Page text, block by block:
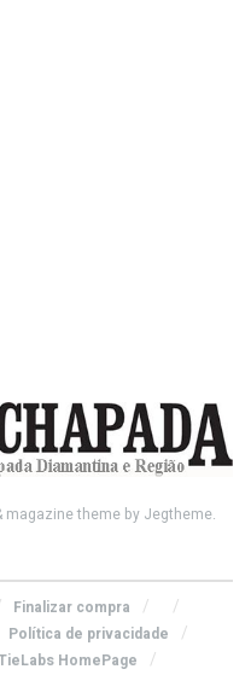
magazine theme by Jegtheme.
Finalizar compra
Política de privacidade
HomePage